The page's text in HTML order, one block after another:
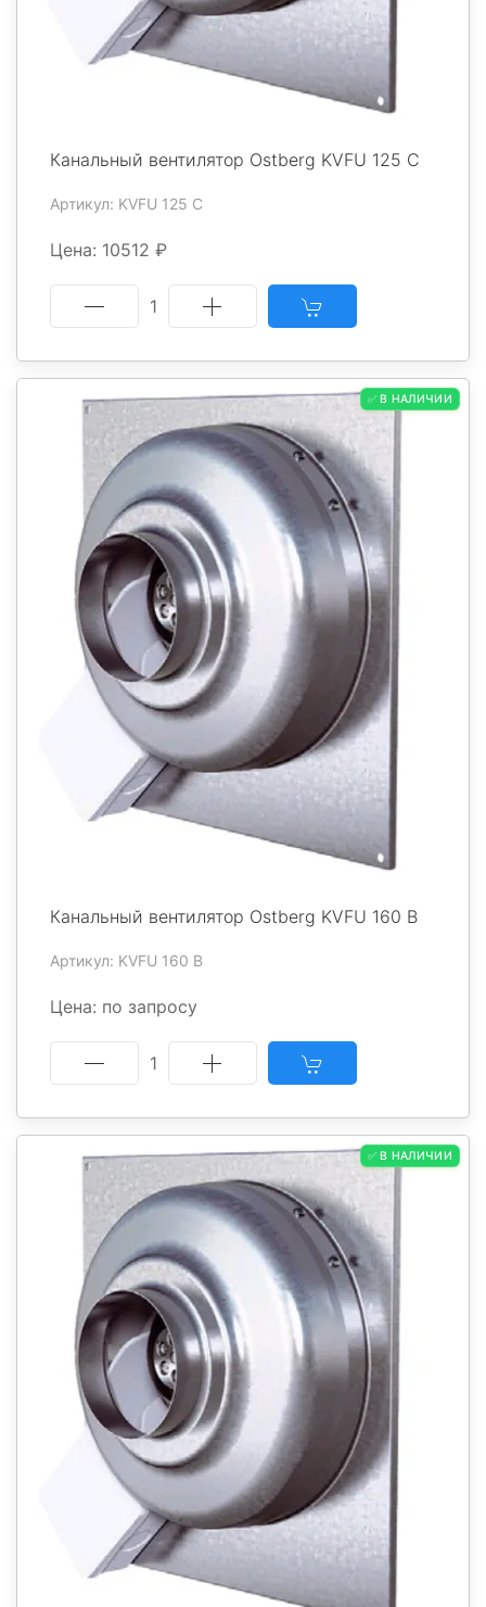
Канальный вентилятор Ostberg KVFU 125 C
Артикул: KVFU 125 C
Цена: 10512 ₽
1
✅ В НАЛИЧИИ
Канальный вентилятор Ostberg KVFU 160 B
Артикул: KVFU 160 B
Цена: по запросу
1
✅ В НАЛИЧИИ